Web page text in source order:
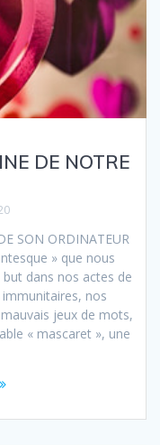
DE NOTRE
SON ORDINATEUR
» que nous
dans nos actes de
nos
jeux de mots,
« mascaret », une